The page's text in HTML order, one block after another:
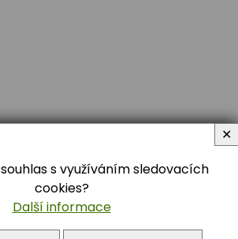
s využíváním sledovacích
cookies?
Další informace
✕